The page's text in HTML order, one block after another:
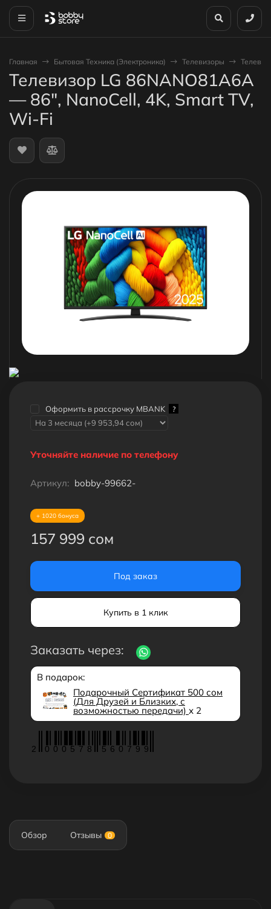
Главная Бытовая Техника (Электроника) Телевизоры
Телевизор LG 86NANO81A6A
— 86", NanoCell, 4K, Smart TV,
Wi-Fi
Оформить в рассрочку MBANK ?
Уточняйте наличие по телефону
Артикул: bobby-99662-
+ 1020 бонуса
157 999 сом
Под заказ
Купить в 1 клик
Заказать через:
В подарок:
Подарочный Сертификат 500 сом
(Для Друзей и Близких, с
возможностью передачи) x 2
2 0 0 0 5 7 8 5 6 0 7 9 9
Обзор Отзывы 0